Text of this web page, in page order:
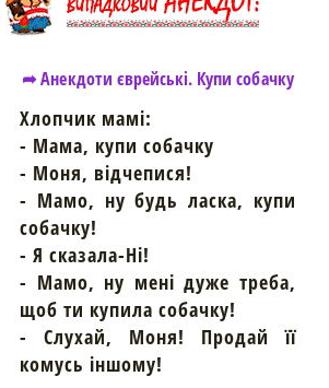
➦ Анекдоти єврейські. Купи собачку
Хлопчик мамі:
- Мама, купи собачку
- Моня, відчепися!
- Мамо, ну будь ласка, купи
собачку!
- Я сказала-Ні!
- Мамо, ну мені дуже треба,
щоб ти купила собачку!
- Слухай, Моня! Продай її
комусь іншому!